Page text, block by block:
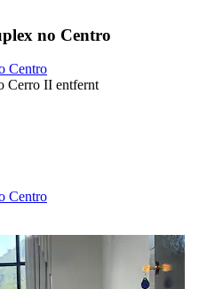
no Centro
Centro
Cerro II entfernt
Centro